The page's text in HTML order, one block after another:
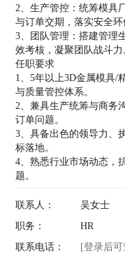
2、生产管控：统筹模具
与订单交期，落实安全环
3、团队管理：搭建管理
效考核，凝聚团队战斗力
任职要求
1、5年以上3D金属模具/
与质量管控体系。
2、兼具生产统筹与商务
订单问题。
3、具备出色的领导力、
标落地。
4、熟悉行业市场动态，
题。
联系人：
吴女士
职务：
HR
联系电话：
[登录后可